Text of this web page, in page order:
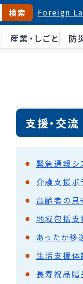
産業・しごと 防
検索 Foreign
支援・交流
緊急通報シ
介護支援ボ
地域包括支
あったか移
生活支援
長寿祝品贈